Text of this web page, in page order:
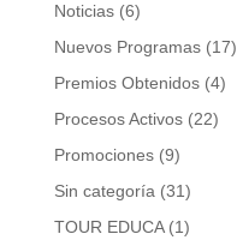
Noticias(6)
Nuevos Programas(17)
Premios Obtenidos(4)
Procesos Activos(22)
Promociones(9)
Sin categoría (31)
TOUR EDUCA(1)